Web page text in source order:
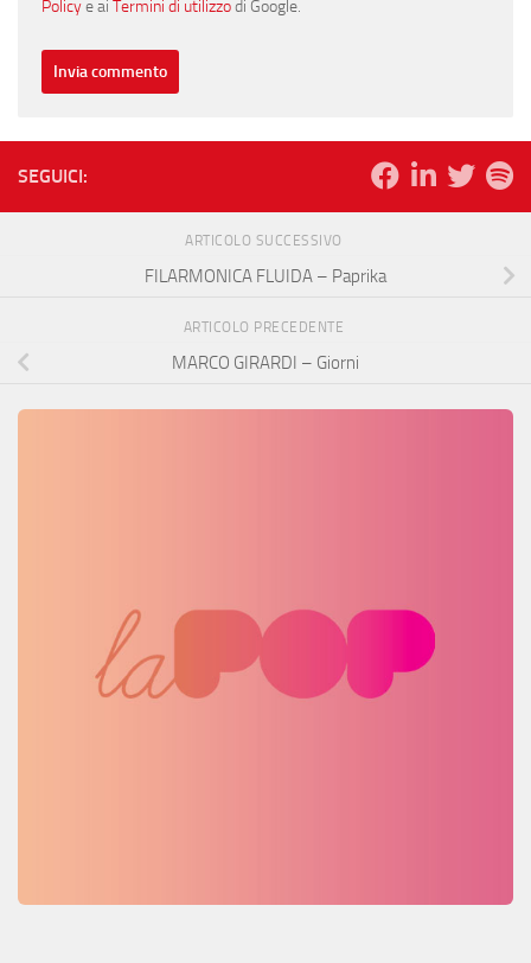
Policye ai Termini di utilizzodi Google.
SEGUICI:
ARTICOLO SUCCESSIVO
FILARMONICA FLUIDA – Paprika
ARTICOLO PRECEDENTE
MARCO GIRARDI – Giorni